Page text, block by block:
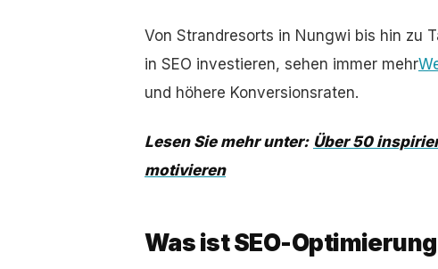
Von Strandresorts in Nungwi bis hin zu
in SEO investieren, sehen immer mehr
und höhere Konversionsraten.
Lesen Sie mehr unter: Über 50
motivieren
Was ist SEO-